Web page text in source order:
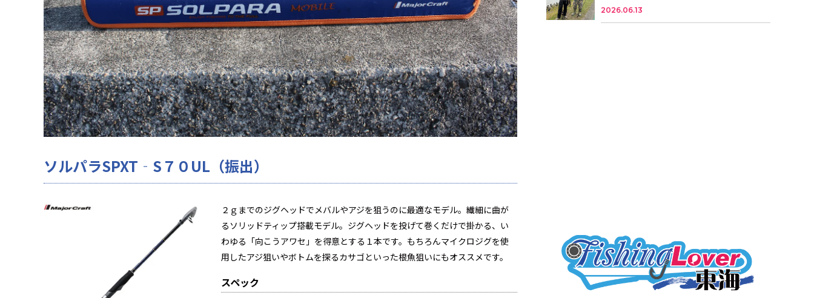
ソルパラSPXT‐S７０UL（振出）
２ｇまでのジグヘッドでメバルやアジを狙うのに最適なモデル。繊細に曲が
るソリッドティップ搭載モデル。ジグヘッドを投げて巻くだけで掛かる、い
わゆる「向こうアワセ」を得意とする１本です。もちろんマイクロジグを使
用したアジ狙いやボトムを探るカサゴといった根魚狙いにもオススメです。
スペック
2026.06.13